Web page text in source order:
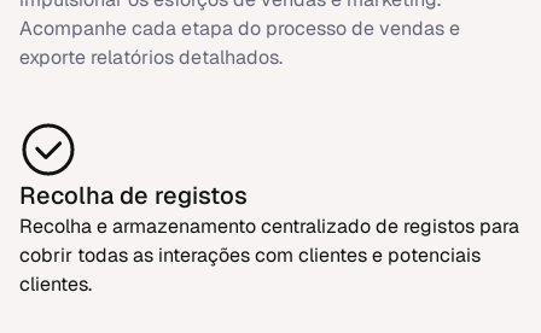
Acompanhe cada etapa do processo de vendas e
exporte relatórios detalhados.
Recolha de registos
Recolha e armazenamento centralizado de registos para
cobrir todas as interações com clientes e potenciais
clientes.